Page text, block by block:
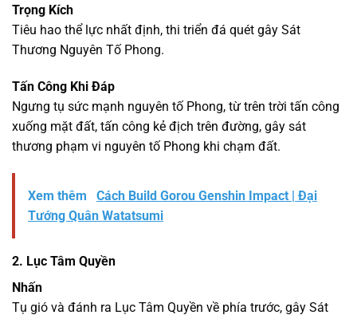
Trọng Kích
Tiêu hao thể lực nhất định, thi triển đá quét gây Sát
Thương Nguyên Tố Phong.
Tấn Công Khi Đáp
Ngưng tụ sức mạnh nguyên tố Phong, từ trên trời tấn công
xuống mặt đất, tấn công kẻ địch trên đường, gây sát
thương phạm vi nguyên tố Phong khi chạm đất.
Xem thêm
Cách Build Gorou Genshin Impact | Đại
Tướng Quân Watatsumi
2. Lục Tâm Quyền
Nhấn
Tụ gió và đánh ra Lục Tâm Quyền về phía trước, gây Sát